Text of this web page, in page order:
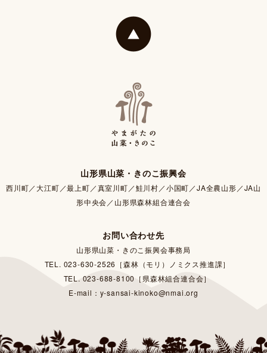
山形県山菜・きのこ振興会
西川町／大江町／最上町／真室川町／鮭川村／小国町／JA全農山形／JA山
形中央会／山形県森林組合連合会
お問い合わせ先
山形県山菜・きのこ振興会事務局
TEL. 023-630-2526［森林（モリ）ノミクス推進課］
TEL. 023-688-8100［県森林組合連合会］
E-mail：y-sansai-kinoko@nmai.org